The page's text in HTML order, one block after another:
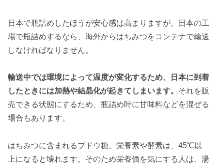
日本で瓶詰めしたほうが安心感は高まりますが、日本の工
場で瓶詰めするなら、海外からはちみつをコンテナで輸送
しなければなりません。
輸送中では環境によって温度が変化するため、日本に到着
したときには加熱や結晶化が起きてしまいます。 それを販
売できる状態にするため、瓶詰め時に甘味料などを混ぜる
場合もあります。
はちみつに含まれるブドウ糖、栄養素や酵素は、45℃以
上になると壊れます。そのため栄養価を気にする人は、湯